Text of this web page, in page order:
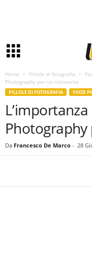
Home Pillole di fotografia
Photography per un ristorante
PILLOLE DI FOTOGRAFIA FOOD
Da Francesco De Marco - 28